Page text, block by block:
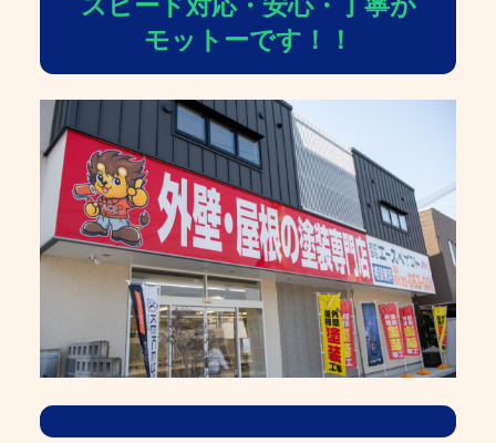
モットーです！！